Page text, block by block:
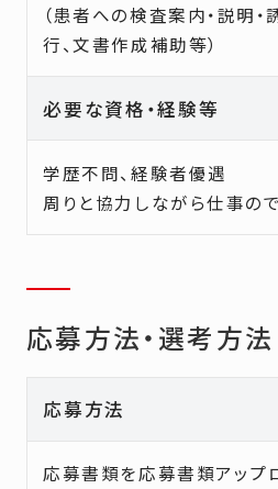
（患者への検査案内・説明
行、文書作成補助等）
必要な資格・経験等
学歴不問、経験者優遇
周りと協力しながら仕事の
応募方法・選考方法
応募方法
応募書類を応募書類アップ